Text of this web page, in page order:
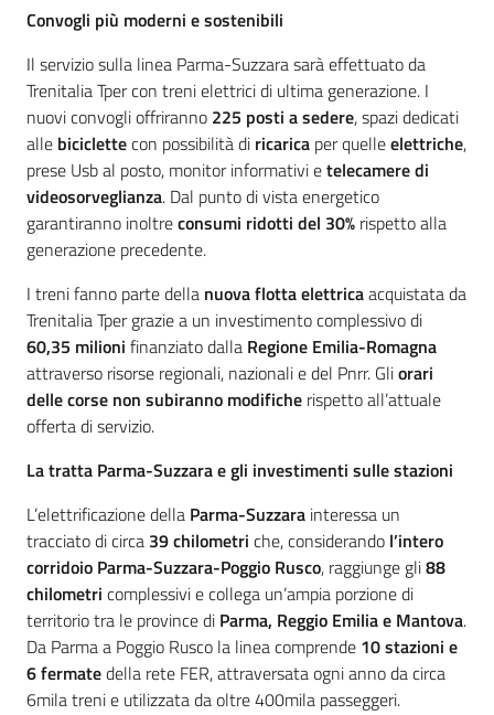
Convogli più moderni e sostenibili
Il servizio sulla linea Parma-Suzzara sarà effettuato da
Trenitalia Tper con treni elettrici di ultima generazione. I
nuovi convogli offriranno 225 posti a sedere, spazi dedicati
alle biciclettecon possibilità di ricarica per quelleelettriche,
prese Usb al posto, monitor informativi etelecamere di
videosorveglianza. Dal punto di vista energetico
garantiranno inoltreconsumi ridotti del 30% rispetto alla
generazione precedente.
I treni fanno parte della nuova flotta elettricaacquistata da
Trenitalia Tper grazie a un investimento complessivo di
60,35 milioni finanziato dalla Regione Emilia-Romagna
attraverso risorse regionali, nazionali e del Pnrr. Gliorari
delle corse non subiranno modifiche rispetto all’attuale
offerta di servizio.
La tratta Parma-Suzzara e gli investimenti sulle stazioni
L’elettrificazione della Parma-Suzzara interessa un
tracciato di circa 39 chilometri che, considerando l’intero
corridoio Parma-Suzzara-Poggio Rusco, raggiunge gli88
chilometri complessivi e collega un’ampia porzione di
territorio tra le province di Parma, Reggio Emilia e Mantova.
Da Parma a Poggio Rusco la linea comprende 10 stazioni e
6 fermatedella rete FER, attraversata ogni anno da circa
6mila treni e utilizzata da oltre 400mila passeggeri.